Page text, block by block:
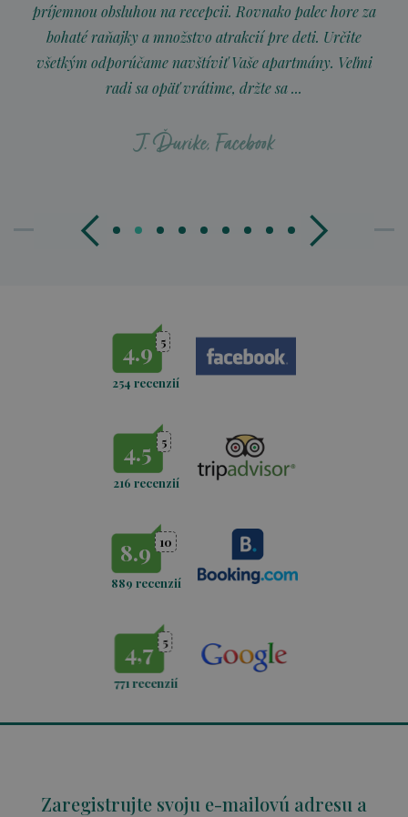
príjemnou obsluhou na recepcii. Rovnako palec hore za
bohaté raňajky a množstvo atrakcií pre deti. Určite
všetkým odporúčame navštíviť Vaše apartmány. Veľmi
radi sa opäť vrátime, držte sa ...
J. Ďurike, Facebook
4.9 5
254 recenzií
4.5 5
216 recenzií
8.9 10
889 recenzií
4,7 5
771recenzií
Zaregistrujte svoju e-mailovú adresu a